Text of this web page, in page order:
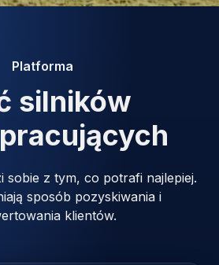
Platforma
silników
sobie z tym, co potrafi najlepiej.
sposób pozyskiwania i
klientów.